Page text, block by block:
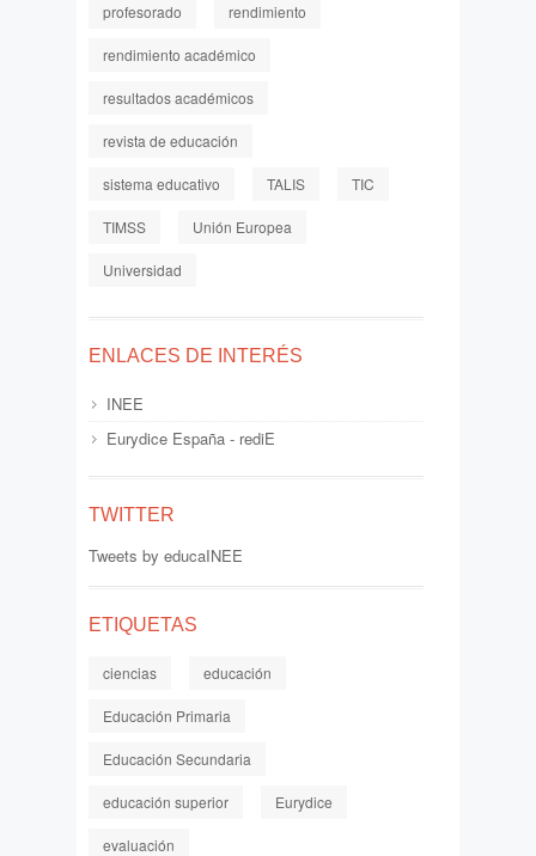
profesorado rendimiento
rendimiento académico
resultados académicos
revista de educación
sistema educativo TALIS TIC
TIMSS Unión Europea
Universidad
ENLACES DE INTERÉS
INEE
Eurydice España - rediE
TWITTER
Tweets by educaINEE
ETIQUETAS
ciencias educación
Educación Primaria
Educación Secundaria
educación superior Eurydice
evaluación